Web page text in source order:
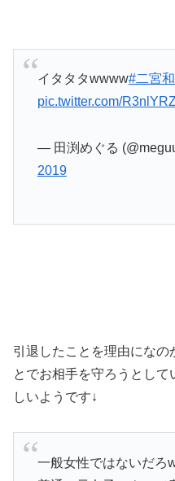
イタタタwwww#二宮
pic.twitter.com/
— 田渕めぐる
2019
引退したことを理由になの
とでお相手を守ろうとし
しいようです↓
一般女性ではないだろ